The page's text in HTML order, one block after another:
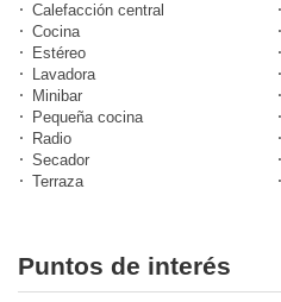
Calefacción central
Cocina
Estéreo
Lavadora
Minibar
Pequeña cocina
Radio
Secador
Terraza
Puntos de interés